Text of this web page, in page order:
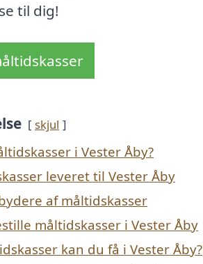
til dig!
skjul
i Vester Åby?
leveret til Vester Åby
af måltidskasser
måltidskasser i Vester Åby
kan du få i Vester Åby?